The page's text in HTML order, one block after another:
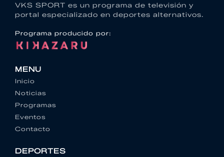
VKS SPORT es un programa de televisión y
portal especializado en deportes alternativos.
Programa producido por:
MENU
Inicio
Noticias
Programas
Eventos
Contacto
DEPORTES